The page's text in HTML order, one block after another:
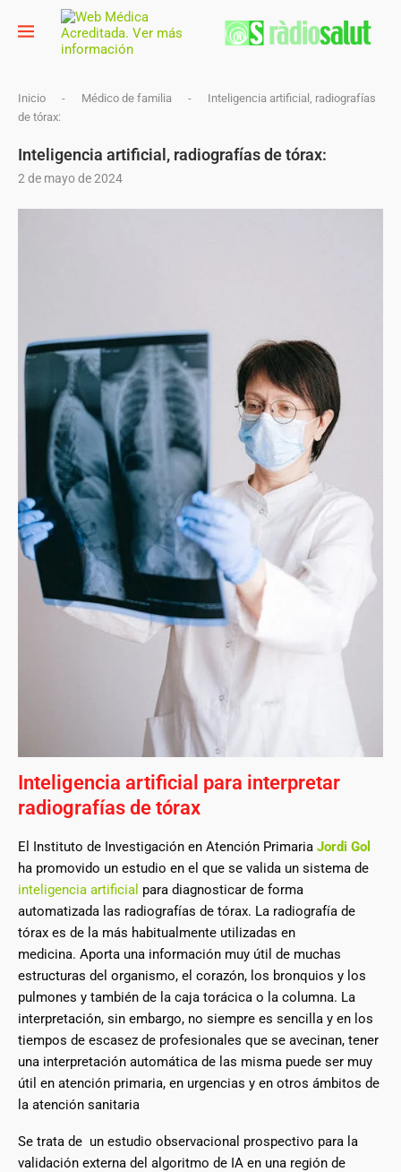
Inicio - Médico de familia -
Inteligencia artificial, radiografías
de tórax:
Inteligencia artificial, radiografías de tórax:
2 de mayo de 2024
Inteligencia artificial para interpretar
radiografías de tórax
El Instituto de Investigación en Atención Primaria Jordi Gol
ha promovido un estudio en el que se valida un sistema de
inteligencia artificial para diagnosticar de forma
automatizada las radiografías de tórax. La radiografía de
tórax es de la más habitualmente utilizadas en
medicina. Aporta una información muy útil de muchas
estructuras del organismo, el corazón, los bronquios y los
pulmones y también de la caja torácica o la columna. La
interpretación, sin embargo, no siempre es sencilla y en los
tiempos de escasez de profesionales que se avecinan, tener
una interpretación automática de las misma puede ser muy
útil en atención primaria, en urgencias y en otros ámbitos de
la atención sanitaria
Se trata de un estudio observacional prospectivo para la
validación externa del algoritmo de IA en una región de